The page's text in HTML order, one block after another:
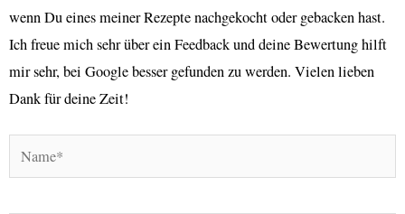
wenn Du eines meiner Rezepte nachgekocht oder gebacken hast.
Ich freue mich sehr über ein Feedback und deine Bewertung hilft
mir sehr, bei Google besser gefunden zu werden. Vielen lieben
Dank für deine Zeit!
Name*